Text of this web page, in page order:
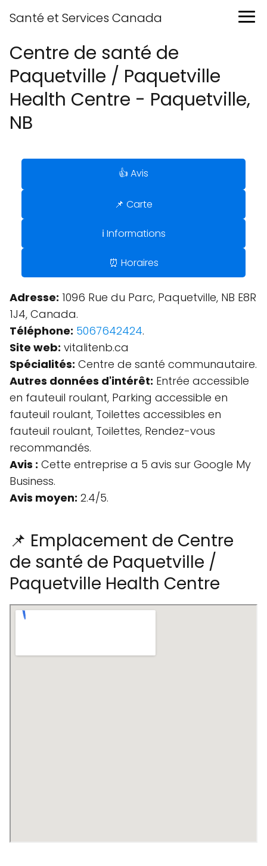
Santé et Services Canada
Centre de santé de
Paquetville / Paquetville
Health Centre - Paquetville,
NB
👍 Avis
📌 Carte
ℹ️ Informations
⏰ Horaires
Adresse: 1096 Rue du Parc, Paquetville, NB E8R
1J4, Canada.
Téléphone: 5067642424.
Site web: vitalitenb.ca
Spécialités: Centre de santé communautaire.
Autres données d'intérêt: Entrée accessible
en fauteuil roulant, Parking accessible en
fauteuil roulant, Toilettes accessibles en
fauteuil roulant, Toilettes, Rendez-vous
recommandés.
Avis : Cette entreprise a 5 avis sur Google My
Business.
Avis moyen: 2.4/5.
📌 Emplacement de Centre
de santé de Paquetville /
Paquetville Health Centre